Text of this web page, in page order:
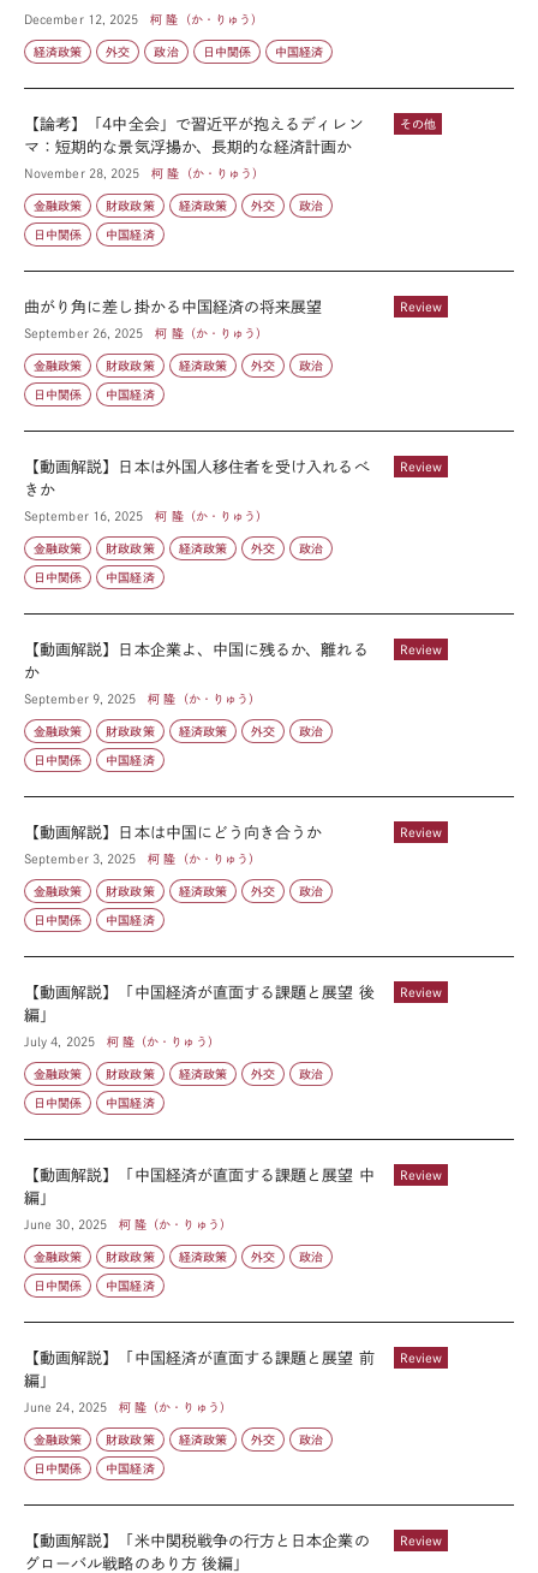
December 12, 2025 柯 隆（か・りゅう）
経済政策 外交 政治 日中関係 中国経済
その他
【論考】「4中全会」で習近平が抱えるディレン
マ：短期的な景気浮揚か、長期的な経済計画か
November 28, 2025 柯 隆（か・りゅう）
金融政策 財政政策 経済政策 外交 政治
日中関係 中国経済
Review
曲がり角に差し掛かる中国経済の将来展望
September 26, 2025 柯 隆（か・りゅう）
金融政策 財政政策 経済政策 外交 政治
日中関係 中国経済
Review
【動画解説】日本は外国人移住者を受け入れるべ
きか
September 16, 2025 柯 隆（か・りゅう）
金融政策 財政政策 経済政策 外交 政治
日中関係 中国経済
Review
【動画解説】日本企業よ、中国に残るか、離れる
か
September 9, 2025 柯 隆（か・りゅう）
金融政策 財政政策 経済政策 外交 政治
日中関係 中国経済
Review
【動画解説】日本は中国にどう向き合うか
September 3, 2025 柯 隆（か・りゅう）
金融政策 財政政策 経済政策 外交 政治
日中関係 中国経済
Review
【動画解説】「中国経済が直面する課題と展望 後
編」
July 4, 2025 柯 隆（か・りゅう）
金融政策 財政政策 経済政策 外交 政治
日中関係 中国経済
Review
【動画解説】「中国経済が直面する課題と展望 中
編」
June 30, 2025 柯 隆（か・りゅう）
金融政策 財政政策 経済政策 外交 政治
日中関係 中国経済
Review
【動画解説】「中国経済が直面する課題と展望 前
編」
June 24, 2025 柯 隆（か・りゅう）
金融政策 財政政策 経済政策 外交 政治
日中関係 中国経済
Review
【動画解説】「米中関税戦争の行方と日本企業の
グローバル戦略のあり方 後編」